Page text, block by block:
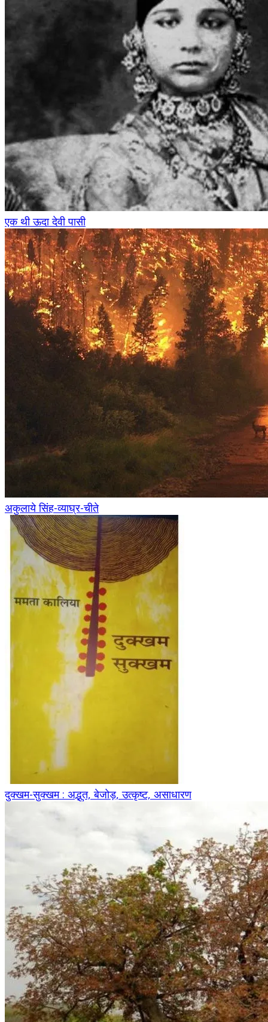
एक थी ऊदा देवी पासी
अकुलाये सिंह-व्याघ्र-चीते
दुक्खम-सुक्खम : अद्भुत, बेजोड़, उत्कृष्ट, असाधारण